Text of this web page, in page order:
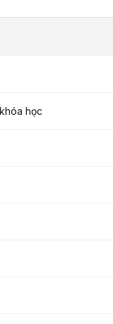
học